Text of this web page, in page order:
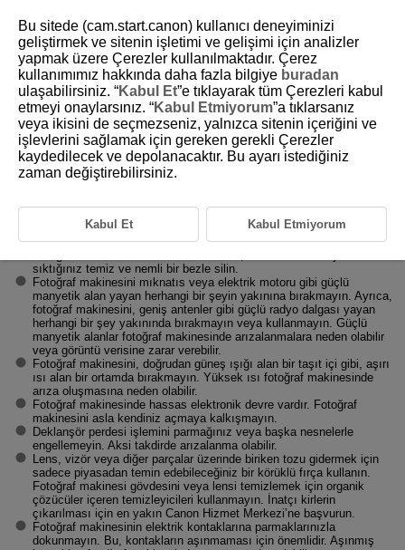
D185-009
Kullanım Önlemleri
Fotoğraf makinesi bakımı
kullanılamaz. Makine ıslanırsa hemen bir Canon Hizmet Merkezi ile
bağlantıya geçin. Su damlacıklarını temiz ve kuru bir bezle silin.
sıktığınız temiz ve nemli bir bezle silin.
Fotoğraf makinesini mıknatıs veya elektrik motoru gibi güçlü
manyetik alan yayan herhangi bir şeyin yakınına bırakmayın. Ayrıca,
fotoğraf makinesini, geniş antenler gibi güçlü radyo dalgası yayan
herhangi bir şey yakınında bırakmayın veya kullanmayın. Güçlü
manyetik alanlar fotoğraf makinesinde arızalanmalara neden olabilir
veya görüntü verisine zarar verebilir.
Fotoğraf makinesini, doğrudan güneş ışığı alan bir taşıt içi gibi, aşırı
ısı alan bir ortamda bırakmayın. Yüksek ısı fotoğraf makinesinde
arıza oluşmasına neden olabilir.
Fotoğraf makinesinde hassas elektronik devre vardır. Fotoğraf
makinesini asla kendiniz açmaya kalkışmayın.
Deklanşör perdesi işlemini parmağınız veya başka nesnelerle
engellemeyin. Aksi takdirde arızalanma olabilir.
Lens, vizör veya diğer parçalar üzerinde biriken tozu gidermek için
sadece piyasadan temin edebileceğiniz bir körüklü fırça kullanın.
Fotoğraf makinesi gövdesini veya lensi temizlemek için organik
çözücüler içeren temizleyicileri kullanmayın. İnatçı kirlerin
çıkarılması için en yakın Canon Hizmet Merkezi’ne başvurun.
Fotoğraf makinesinin elektrik kontaklarına parmaklarınızla
dokunmayın. Bu, kontakların aşınmaması için önemlidir. Aşınmış
Bu sitede (cam.start.canon) kullanıcı deneyiminizi
geliştirmek ve sitenin işletimi ve gelişimi için analizler
yapmak üzere Çerezler kullanılmaktadır. Çerez
kullanımımız hakkında daha fazla bilgiye buradan
ulaşabilirsiniz. “Kabul Et”e tıklayarak tüm Çerezleri kabul
etmeyi onaylarsınız. “Kabul Etmiyorum”a tıklarsanız
veya ikisini de seçmezseniz, yalnızca sitenin içeriğini ve
işlevlerini sağlamak için gereken gerekli Çerezler
kaydedilecek ve depolanacaktır. Bu ayarı istediğiniz
zaman değiştirebilirsiniz.
Kabul Et Kabul Etmiyorum